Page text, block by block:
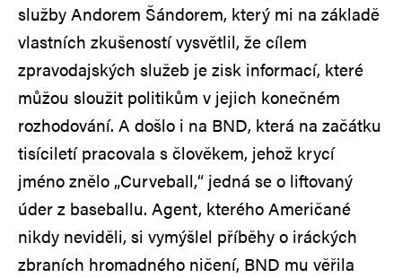
služby Andorem Šándorem, který mi na základě
vlastních zkušeností vysvětlil, že cílem
zpravodajských služeb je zisk informací, které
můžou sloužit politikům v jejich konečném
rozhodování. A došlo i na BND, která na začátku
tisíciletí pracovala s člověkem, jehož krycí
jméno znělo „Curveball,“ jedná se o liftovaný
úder z baseballu. Agent, kterého Američané
nikdy neviděli, si vymýšlel příběhy o iráckých
zbraních hromadného ničení, BND mu věřila